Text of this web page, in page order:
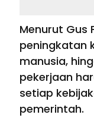
Menurut Gus
peningkatan
manusia,
pekerjaan
setiap
pemerintah.